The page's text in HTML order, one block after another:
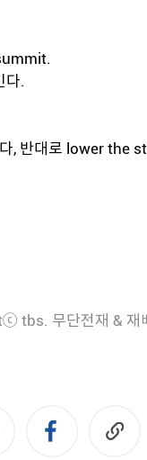
다.
, 반대로 lower the
tbs. 무단전재 & 재